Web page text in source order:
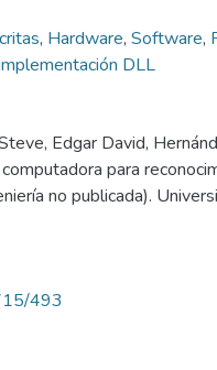
, Hardware, Software,
DLL
Edgar David,
para
no publicada).
493